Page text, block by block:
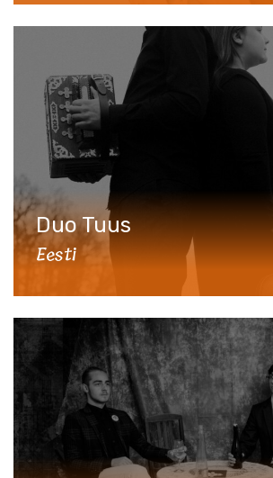
Duo Tuus
Eesti